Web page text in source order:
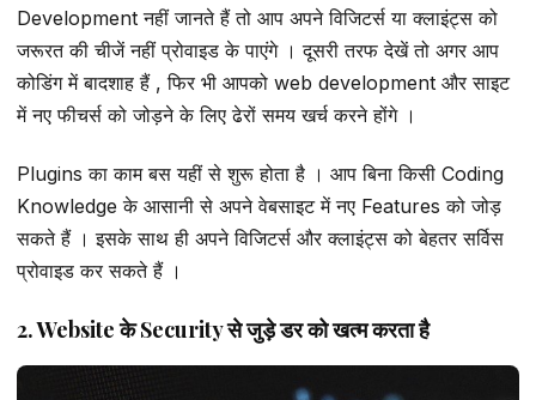
Development नहीं जानते हैं तो आप अपने विजिटर्स या क्लाइंट्स को
जरूरत की चीजें नहीं प्रोवाइड के पाएंगे । दूसरी तरफ देखें तो अगर आप
कोडिंग में बादशाह हैं , फिर भी आपको web development और साइट
में नए फीचर्स को जोड़ने के लिए ढेरों समय खर्च करने होंगे ।
Plugins का काम बस यहीं से शुरू होता है । आप बिना किसी Coding
Knowledge के आसानी से अपने वेबसाइट में नए Features को जोड़
सकते हैं । इसके साथ ही अपने विजिटर्स और क्लाइंट्स को बेहतर सर्विस
प्रोवाइड कर सकते हैं ।
2. Website के Security से जुड़े डर को खत्म करता है